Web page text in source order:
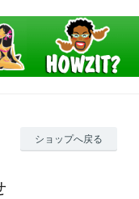
ショップへ戻る